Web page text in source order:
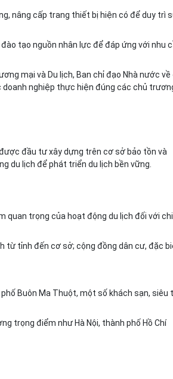
nâng cấp trang thiết bị hiện có để duy trì
tạo nguồn nhân lực đểđáp ứng với nhu
mại và Du lịch, Ban chỉ đạo Nhà nước về
nghiệp thực hiện đúng các chủ
ược đầu tư xây dựng trên cơ sở bảo tồn và
du lịch để phát triển du lịch bền vững.
quan trọng của hoạt động du lịch đối với
từ tỉnh đến cơ sở; cộng đồng dân cư, đặc
Buôn Ma Thuột, một số khách sạn, siêu
trọng điểm như Hà Nội, thành phố Hồ Chí